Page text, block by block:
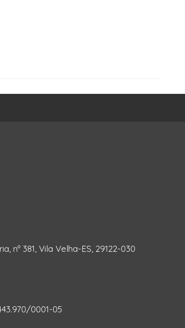
nº 381, Vila Velha-ES, 29122-030
0001-05